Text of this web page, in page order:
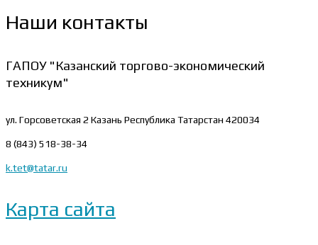
Наши контакты
ГАПОУ "Казанский торгово-экономический
техникум"
ул. Горсоветская 2 Казань Республика Татарстан 420034
8 (843) 518-38-34
k.tet@tatar.ru
Карта сайта